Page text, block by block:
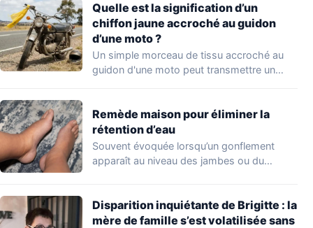
Quelle est la signification d’un
chiffon jaune accroché au guidon
d’une moto ?
Un simple morceau de tissu accroché au
guidon d'une moto peut transmettre un
Remède maison pour éliminer la
rétention d’eau
Souvent évoquée lorsqu’un gonflement
apparaît au niveau des jambes ou du
Disparition inquiétante de Brigitte : la
mère de famille s’est volatilisée sans